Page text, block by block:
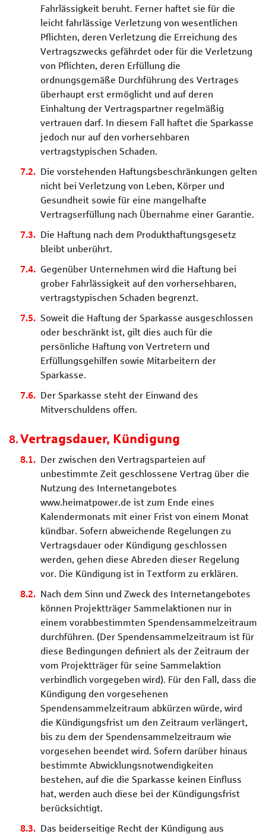
Fahrlässigkeit beruht. Ferner haftet sie für die
leicht fahrlässige Verletzung von wesentlichen
Pflichten, deren Verletzung die Erreichung des
Vertragszwecks gefährdet oder für die Verletzung
von Pflichten, deren Erfüllung die
ordnungsgemäße Durchführung des Vertrages
überhaupt erst ermöglicht und auf deren
Einhaltung der Vertragspartner regelmäßig
vertrauen darf. In diesem Fall haftet die Sparkasse
jedoch nur auf den vorhersehbaren
vertragstypischen Schaden.
Die vorstehenden Haftungsbeschränkungen gelten
nicht bei Verletzung von Leben, Körper und
Gesundheit sowie für eine mangelhafte
Vertragserfüllung nach Übernahme einer Garantie.
Die Haftung nach dem Produkthaftungsgesetz
bleibt unberührt.
Gegenüber Unternehmen wird die Haftung bei
grober Fahrlässigkeit auf den vorhersehbaren,
vertragstypischen Schaden begrenzt.
Soweit die Haftung der Sparkasse ausgeschlossen
oder beschränkt ist, gilt dies auch für die
persönliche Haftung von Vertretern und
Erfüllungsgehilfen sowie Mitarbeitern der
Sparkasse.
Der Sparkasse steht der Einwand des
Mitverschuldens offen.
Vertragsdauer, Kündigung
Der zwischen den Vertragsparteien auf
unbestimmte Zeit geschlossene Vertrag über die
Nutzung des Internetangebotes
www.heimatpower.de ist zum Ende eines
Kalendermonats mit einer Frist von einem Monat
kündbar. Sofern abweichende Regelungen zu
Vertragsdauer oder Kündigung geschlossen
werden, gehen diese Abreden dieser Regelung
vor. Die Kündigung ist in Textform zu erklären.
Nach dem Sinn und Zweck des Internetangebotes
können Projektträger Sammelaktionen nur in
einem vorabbestimmten Spendensammelzeitraum
durchführen. (Der Spendensammelzeitraum ist für
diese Bedingungen definiert als der Zeitraum der
vom Projektträger für seine Sammelaktion
verbindlich vorgegeben wird). Für den Fall, dass die
Kündigung den vorgesehenen
Spendensammelzeitraum abkürzen würde, wird
die Kündigungsfrist um den Zeitraum verlängert,
bis zu dem der Spendensammelzeitraum wie
vorgesehen beendet wird. Sofern darüber hinaus
bestimmte Abwicklungsnotwendigkeiten
bestehen, auf die die Sparkasse keinen Einfluss
hat, werden auch diese bei der Kündigungsfrist
berücksichtigt.
Das beiderseitige Recht der Kündigung aus